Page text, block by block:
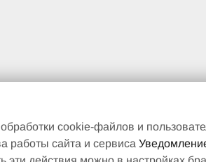
обработки cookie-файлов и
работы сайта и сервиса